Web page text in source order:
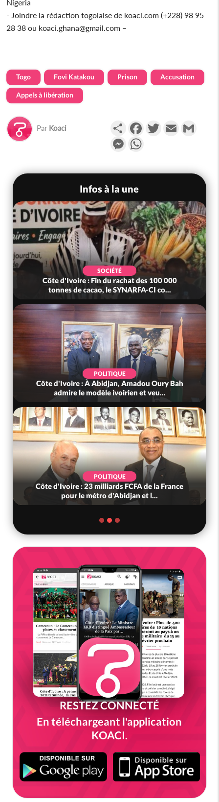
Nigeria
- Joindre la rédaction togolaise de koaci.com (+228) 98 95
28 38 ou koaci.ghana@gmail.com –
Togo Fovi Katakou Prison Accusation
Appels à libération
Par Koaci PartagerFacebookTwitterEmail
Messenger
Infos à la une
SOCIÉTÉ
Côte d'Ivoire : Fin du rachat des 100 000
tonnes de cacao, le SYNARFA-CI co...
POLITIQUE
Côte d'Ivoire : À Abidjan, Amadou Oury Bah
admire le modèle ivoirien et veu...
POLITIQUE
Côte d'Ivoire : 23 milliards FCFA de la France
pour le métro d'Abidjan et l...
RESTEZ CONNECTÉ
En téléchargeant l'application
KOACI.